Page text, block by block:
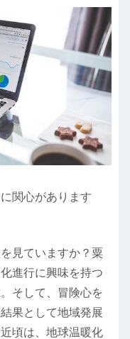
関心があります
見ていますか？粟
進行に興味を持つ
そして、冒険心を
果として地域発展
頃は、地球温暖化